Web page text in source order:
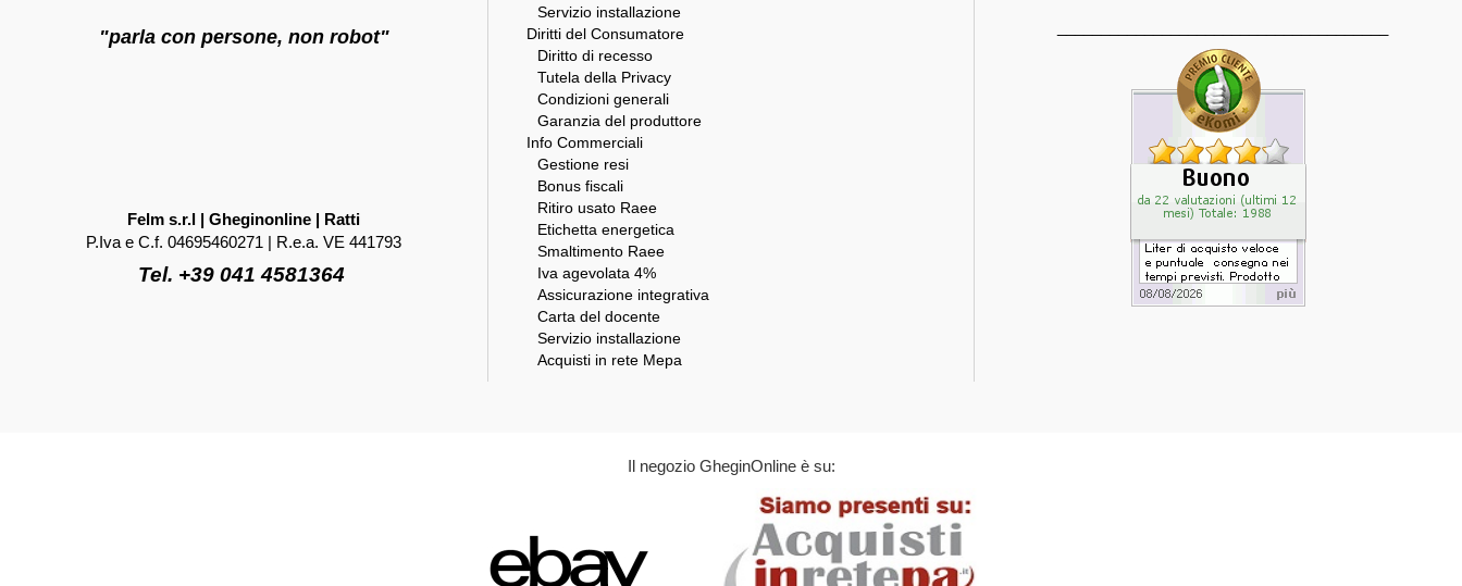
"parla con persone, non robot"
Felm s.r.l | Gheginonline | Ratti
P.Iva e C.f. 04695460271 | R.e.a. VE 441793
Tel. +39 041 4581364
Servizio installazione
Diritti del Consumatore
Diritto di recesso
Tutela della Privacy
Condizioni generali
Garanzia del produttore
Info Commerciali
Gestione resi
Bonus fiscali
Ritiro usato Raee
Etichetta energetica
Smaltimento Raee
Iva agevolata 4%
Assicurazione integrativa
Carta del docente
Servizio installazione
Acquisti in rete Mepa
Il negozio GheginOnline è su: